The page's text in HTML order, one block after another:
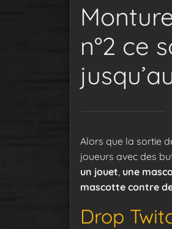
n°2 ce
Alors que la sortie
joueurs avec des
un jouet une
mascotte contre
Drop